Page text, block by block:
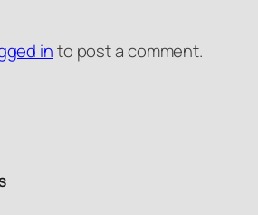
into post a comment.